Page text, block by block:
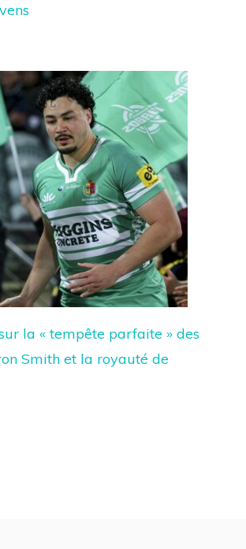
la « tempête parfaite » des
Smith et la royauté de